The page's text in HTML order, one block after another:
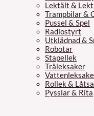
Lektält &
Trampbilar &
Pussel & Spel
Radiostyrt
Utklädnad &
Robotar
Stapellek
Träleksaker
Rollek &
Pysslar & Rita